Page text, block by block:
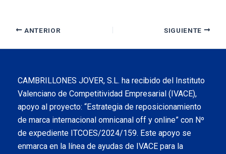
ANTERIOR SIGUIENTE
CAMBRILLONES JOVER, S.L. ha recibido del Instituto
Valenciano de Competitividad Empresarial (IVACE),
apoyo al proyecto: “Estrategia de reposicionamiento
de marca internacional omnicanal off y online” con Nº
de expediente ITCOES/2024/159. Este apoyo se
enmarca en la línea de ayudas de IVACE para la